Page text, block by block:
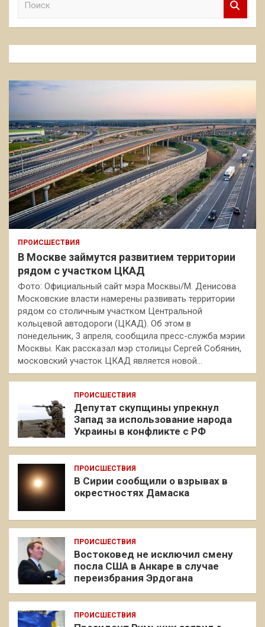
к
ПРОИСШЕСТВИЯ
В Москве займутся развитием территории
рядом с участком ЦКАД
Фото: Официальный сайт мэра Москвы/М. Денисова
Московские власти намерены развивать территории
рядом со столичным участком Центральной
кольцевой автодороги (ЦКАД). Об этом в
понедельник, 3 апреля, сообщила пресс-служба мэрии
Москвы. Как рассказал мэр столицы Сергей Собянин,
московский участок ЦКАД является новой…
ПРОИСШЕСТВИЯ
Депутат скупщины упрекнул
Запад за использование народа
Украины в конфликте с РФ
ПРОИСШЕСТВИЯ
В Сирии сообщили о взрывах в
окрестностях Дамаска
ПРОИСШЕСТВИЯ
Востоковед не исключил смену
посла США в Анкаре в случае
переизбрания Эрдогана
ПРОИСШЕСТВИЯ